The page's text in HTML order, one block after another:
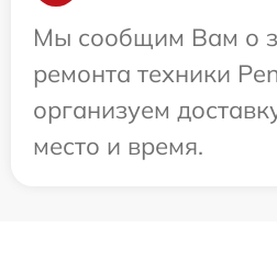
Мы сообщим Вам о
ремонта техники
организуем
место и время.